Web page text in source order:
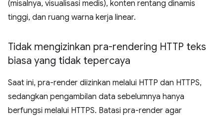
(misalnya, visualisasi medis), konten rentang dinamis
tinggi, dan ruang warna kerja linear.
Tidak mengizinkan pra-rendering HTTP teks
biasa yang tidak tepercaya
Saat ini, pra-render diizinkan melalui HTTP dan HTTPS,
sedangkan pengambilan data sebelumnya hanya
berfungsi melalui HTTPS. Batasi pra-render agar